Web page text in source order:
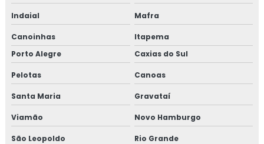
Indaial Mafra
Canoinhas
Itapema
Porto Alegre
Caxias do Sul
Pelotas Canoas
Santa Maria Gravataí
Viamão Novo Hamburgo
São Leopoldo Rio Grande